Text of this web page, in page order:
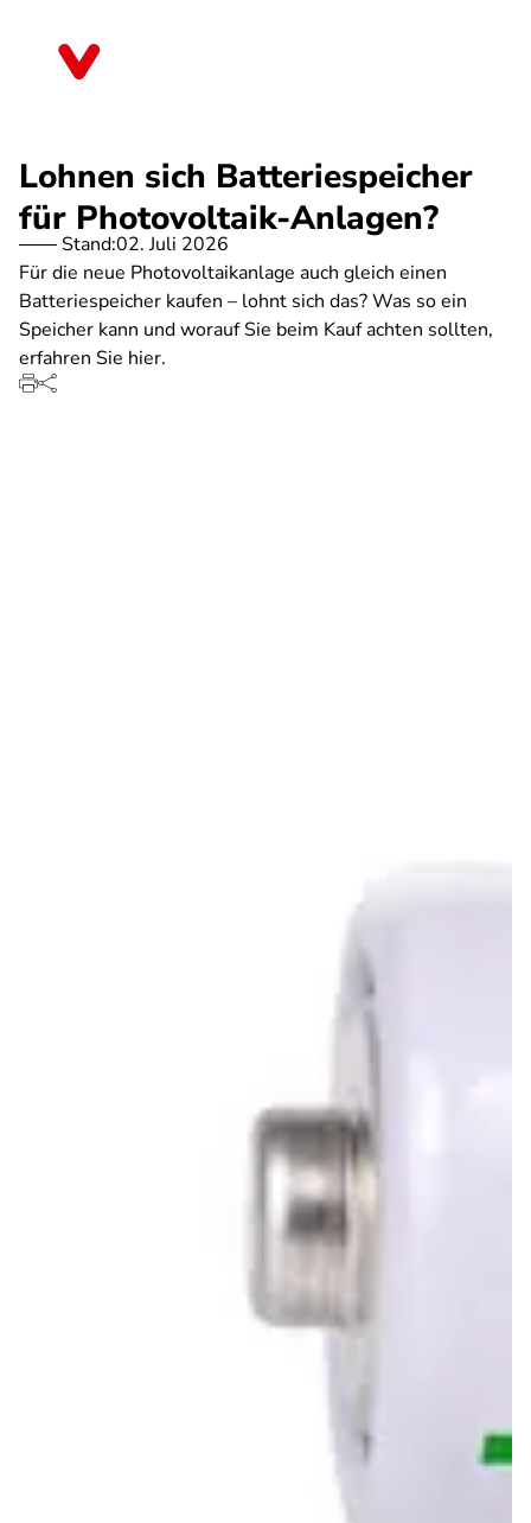
Lohnen sich Batteriespeicher
für Photovoltaik-Anlagen?
Stand:02. Juli 2026
Für die neue Photovoltaikanlage auch gleich einen
Batteriespeicher kaufen – lohnt sich das? Was so ein
Speicher kann und worauf Sie beim Kauf achten sollten,
erfahren Sie hier.